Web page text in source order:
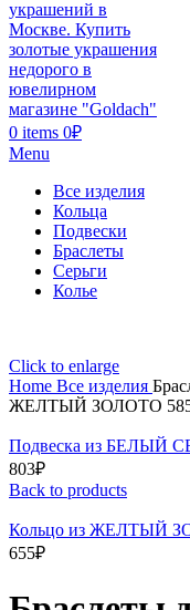
0 items 0₽
Menu
Все изделия
Кольца
Подвески
Браслеты
Серьги
Колье
Click to enlarge
Home Все изделия
ЖЕЛТЫЙ ЗОЛОТО 585
Подвеска из БЕЛЫЙ
803₽
Back to products
Кольцо из ЖЕЛТЫЙ
655₽